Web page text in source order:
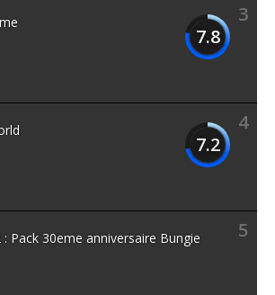
3
7.8
4
7.2
5
Pack 30eme anniversaire Bungie